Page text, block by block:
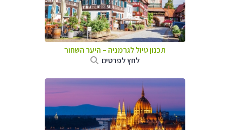
תכנון טיול לגרמניה – היער השחור
לחץ לפרטים